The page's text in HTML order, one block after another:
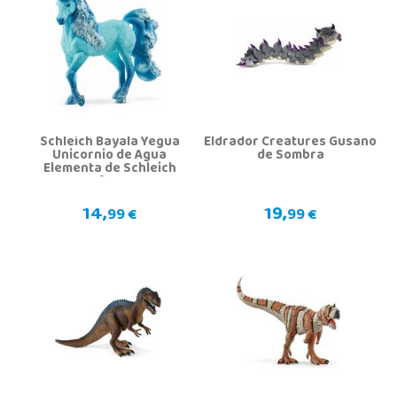
Schleich Bayala Yegua
Unicornio de Agua
Elementa de Schleich
70757
14,99 €
Eldrador Creatures Gusano
de Sombra
19,99 €